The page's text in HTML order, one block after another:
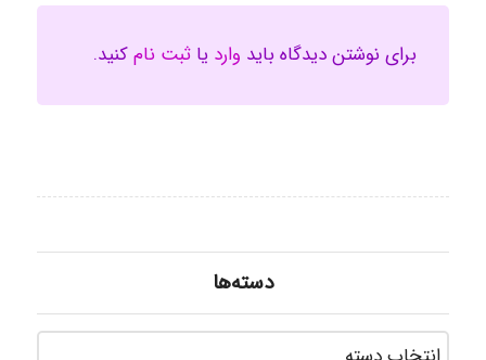
برای نوشتن دیدگاه باید وارد یا ثبت نامکنید.
دسته‌ها